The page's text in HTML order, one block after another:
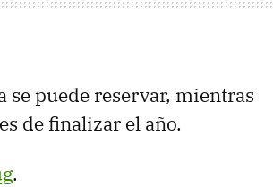
se puede reservar, mientras
de finalizar el año.
.